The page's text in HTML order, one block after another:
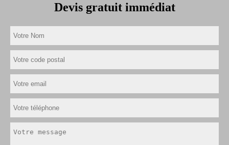
Devis gratuit immédiat